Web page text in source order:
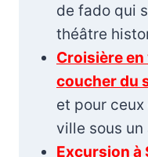
de fado qui
théâtre
Croisière en
coucher du
et pour
ville sous
Excursion à